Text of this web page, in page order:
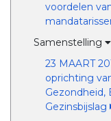
voordelen
Samenstelling
23 MAART
oprichting
Gezondheid,
Gezinsbijslag